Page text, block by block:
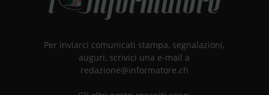
Per inviarci comunicati stampa, segnalazioni,
auguri, scrivici una e-mail a
redazione@informatore.ch